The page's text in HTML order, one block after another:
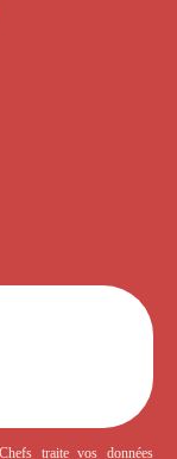
traite vos données